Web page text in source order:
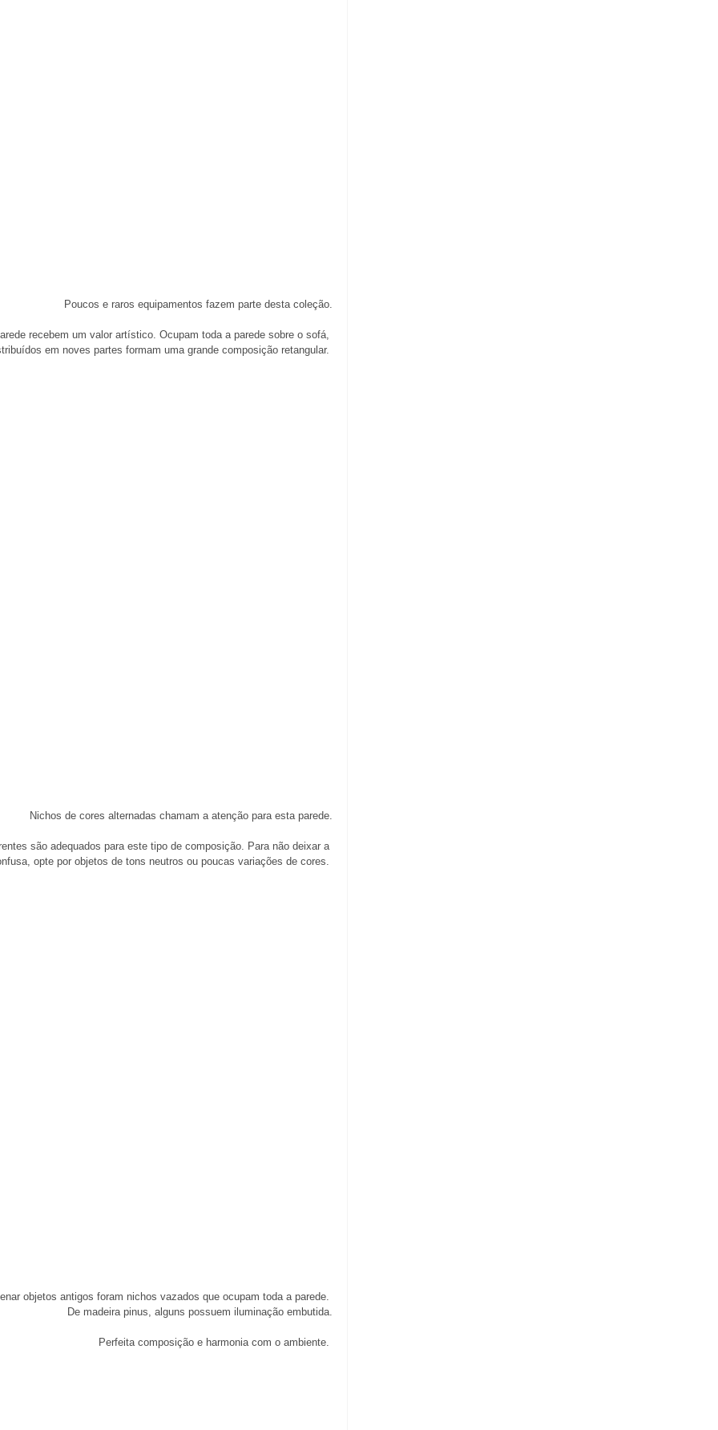
Poucos e raros equipamentos fazem parte desta coleção.
recebem um valor artístico. Ocupam toda a parede sobre o sofá,
em noves partes formam uma grande composição retangular.
Nichos de cores alternadas chamam a atenção para esta parede.
são adequados para este tipo de composição. Para não deixar a
opte por objetos de tons neutros ou poucas variações de cores.
objetos antigos foram nichos vazados que ocupam toda a parede.
De madeira pinus, alguns possuem iluminação embutida.
Perfeita composição e harmonia com o ambiente.